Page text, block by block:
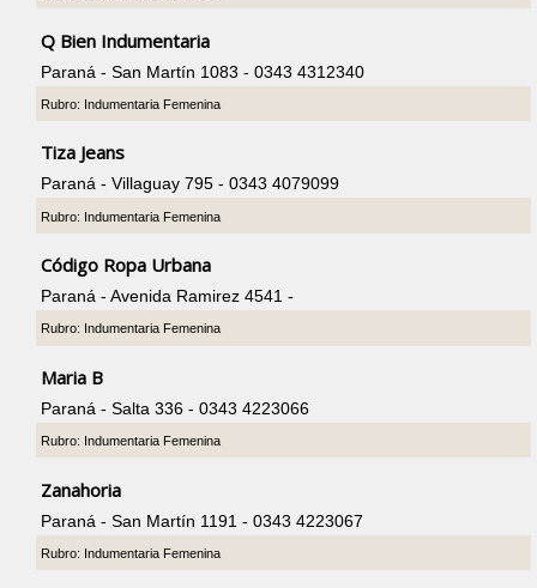
Q Bien Indumentaria
Paraná - San Martín 1083 - 0343 4312340
Rubro: Indumentaria Femenina
Tiza Jeans
Paraná - Villaguay 795 - 0343 4079099
Rubro: Indumentaria Femenina
Código Ropa Urbana
Paraná - Avenida Ramirez 4541 -
Rubro: Indumentaria Femenina
Maria B
Paraná - Salta 336 - 0343 4223066
Rubro: Indumentaria Femenina
Zanahoria
Paraná - San Martín 1191 - 0343 4223067
Rubro: Indumentaria Femenina